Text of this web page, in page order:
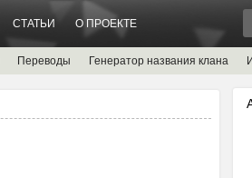
СТАТЬИ О ПРОЕКТЕ
Переводы Генератор названия клана